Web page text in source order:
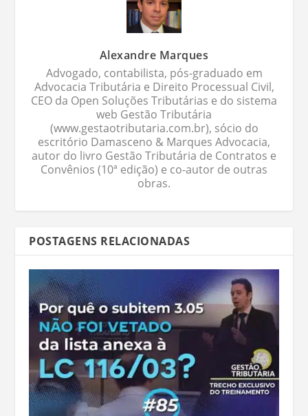
Alexandre Marques
Advogado, contabilista, pós-graduado em
Advocacia Tributária e Direito Processual Civil,
CEO da Open Soluções Tributárias e do sistema
web Gestão Tributária
(www.gestaotributaria.com.br), sócio do
escritório Damasceno & Marques Advocacia,
autor do livro Gestão Tributária de Contratos e
Convênios (10ª edição) e co-autor de outras
obras.
POSTAGENS RELACIONADAS